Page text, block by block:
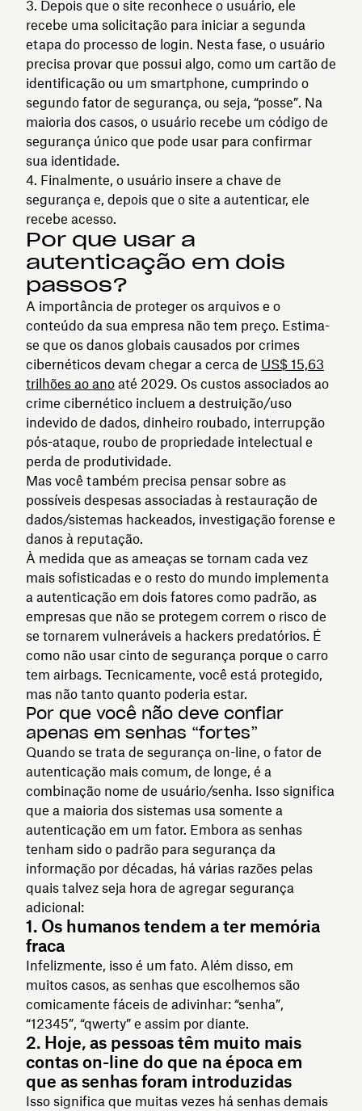
Depois que o site reconhece o usuário, ele
recebe uma solicitação para iniciar a segunda
etapa do processo de login. Nesta fase, o usuário
precisa provar que possui algo, como um cartão de
identificação ou um smartphone, cumprindo o
segundo fator de segurança, ou seja, “posse”. Na
maioria dos casos, o usuário recebe um código de
segurança único que pode usar para confirmar
sua identidade.
Finalmente, o usuário insere a chave de
segurança e, depois que o site a autenticar, ele
recebe acesso.
Por que usar a
autenticação em dois
passos?
A importância de proteger os arquivos e o
conteúdo da sua empresa não tem preço. Estima-
se que os danos globais causados por crimes
cibernéticos devam chegar a cerca de US$ 15,63
trilhões ao ano até 2029. Os custos associados ao
crime cibernético incluem a destruição/uso
indevido de dados, dinheiro roubado, interrupção
pós-ataque, roubo de propriedade intelectual e
perda de produtividade.
Mas você também precisa pensar sobre as
possíveis despesas associadas à restauração de
dados/sistemas hackeados, investigação forense e
danos à reputação.
À medida que as ameaças se tornam cada vez
mais sofisticadas e o resto do mundo implementa
a autenticação em dois fatores como padrão, as
empresas que não se protegem correm o risco de
se tornarem vulneráveis a hackers predatórios. É
como não usar cinto de segurança porque o carro
tem airbags. Tecnicamente, você está protegido,
mas não tanto quanto poderia estar.
Por que você não deve confiar
apenas em senhas “fortes”
Quando se trata de segurança on-line, o fator de
autenticação mais comum, de longe, é a
combinação nome de usuário/senha. Isso significa
que a maioria dos sistemas usa somente a
autenticação em um fator. Embora as senhas
tenham sido o padrão para segurança da
informação por décadas, há várias razões pelas
quais talvez seja hora de agregar segurança
adicional:
1. Os humanos tendem a ter memória
fraca
Infelizmente, isso é um fato. Além disso, em
muitos casos, as senhas que escolhemos são
comicamente fáceis de adivinhar: “senha”,
“12345”, “qwerty” e assim por diante.
2. Hoje, as pessoas têm muito mais
contas on-line do que na época em
que as senhas foram introduzidas
Isso significa que muitas vezes há senhas demais